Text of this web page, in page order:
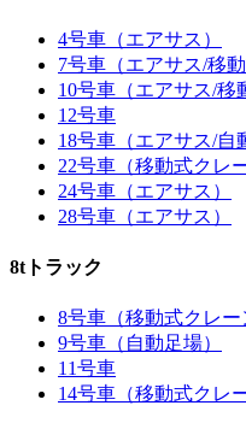
4号車（エアサス）
7号車（エアサス/移
10号車（エアサス/移
12号車
18号車（エアサス/自
22号車（移動式クレ
24号車（エアサス）
28号車（エアサス）
8tトラック
8号車（移動式クレー
9号車（自動足場）
11号車
14号車（移動式クレ